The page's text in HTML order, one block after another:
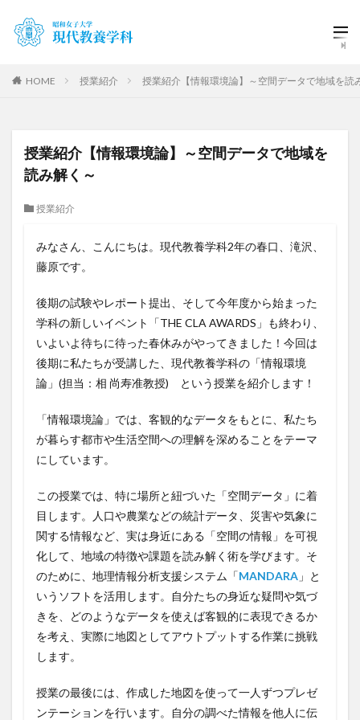
HOME 授業紹介 授業紹介【情報環境論】～空間データで地域を読
授業紹介【情報環境論】～空間データで地域を
読み解く～
授業紹介
みなさん、こんにちは。現代教養学科2年の春口、滝沢、
藤原です。
後期の試験やレポート提出、そして今年度から始まった
学科の新しいイベント「THE CLA AWARDS」も終わり、
いよいよ待ちに待った春休みがやってきました！今回は
後期に私たちが受講した、現代教養学科の「情報環境
論」(担当：相 尚寿准教授) という授業を紹介します！
「情報環境論」では、客観的なデータをもとに、私たち
が暮らす都市や生活空間への理解を深めることをテーマ
にしています。
この授業では、特に場所と紐づいた「空間データ」に着
目します。人口や農業などの統計データ、災害や気象に
関する情報など、実は身近にある「空間の情報」を可視
化して、地域の特徴や課題を読み解く術を学びます。そ
のために、地理情報分析支援システム「MANDARA 」と
いうソフトを活用します。自分たちの身近な疑問や気づ
きを、どのようなデータを使えば客観的に表現できるか
を考え、実際に地図としてアウトプットする作業に挑戦
します。
授業の最後には、作成した地図を使って一人ずつプレゼ
ンテーションを行います。自分の調べた情報を他人に伝